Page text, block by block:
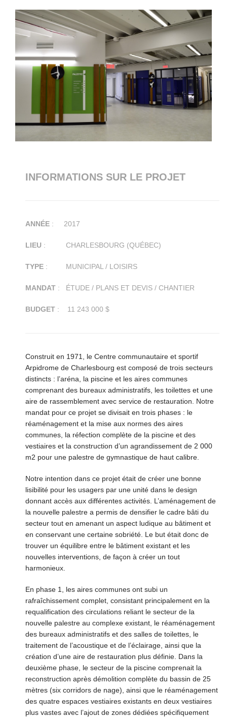
INFORMATIONS SUR LE PROJET
ANNÉE : 2017
LIEU : CHARLESBOURG (QUÉBEC)
TYPE : MUNICIPAL / LOISIRS
MANDAT : ÉTUDE / PLANS ET DEVIS / CHANTIER
BUDGET : 11 243 000 $
Construit en 1971, le Centre communautaire et sportif
Arpidrome de Charlesbourg est composé de trois secteurs
distincts : l’aréna, la piscine et les aires communes
comprenant des bureaux administratifs, les toilettes et une
aire de rassemblement avec service de restauration. Notre
mandat pour ce projet se divisait en trois phases : le
réaménagement et la mise aux normes des aires
communes, la réfection complète de la piscine et des
vestiaires et la construction d’un agrandissement de 2 000
m2 pour une palestre de gymnastique de haut calibre.
Notre intention dans ce projet était de créer une bonne
lisibilité pour les usagers par une unité dans le design
donnant accès aux différentes activités. L’aménagement de
la nouvelle palestre a permis de densifier le cadre bâti du
secteur tout en amenant un aspect ludique au bâtiment et
en conservant une certaine sobriété. Le but était donc de
trouver un équilibre entre le bâtiment existant et les
nouvelles interventions, de façon à créer un tout
harmonieux.
En phase 1, les aires communes ont subi un
rafraîchissement complet, consistant principalement en la
requalification des circulations reliant le secteur de la
nouvelle palestre au complexe existant, le réaménagement
des bureaux administratifs et des salles de toilettes, le
traitement de l’acoustique et de l’éclairage, ainsi que la
création d’une aire de restauration plus définie. Dans la
deuxième phase, le secteur de la piscine comprenait la
reconstruction après démolition complète du bassin de 25
mètres (six corridors de nage), ainsi que le réaménagement
des quatre espaces vestiaires existants en deux vestiaires
plus vastes avec l’ajout de zones dédiées spécifiquement